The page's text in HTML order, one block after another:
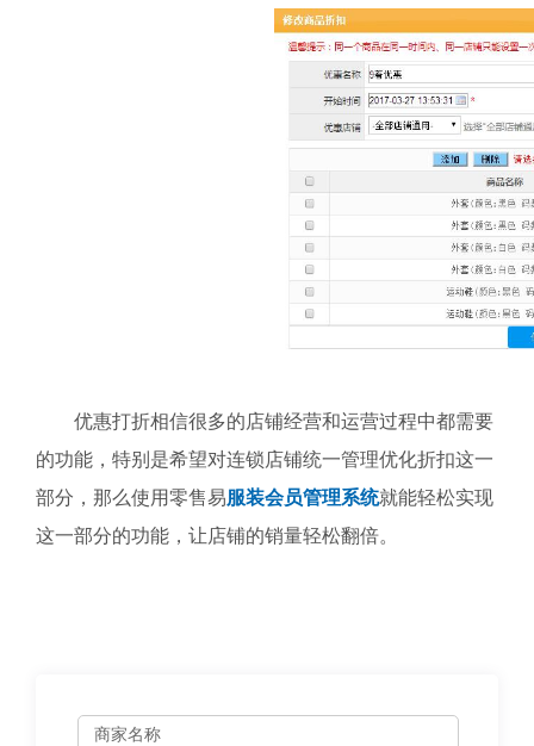
优惠打折相信很多的店铺经营和运营过程中都需要
的功能，特别是希望对连锁店铺统一管理优化折扣这一
部分，那么使用零售易服装会员管理系统就能轻松实现
这一部分的功能，让店铺的销量轻松翻倍。